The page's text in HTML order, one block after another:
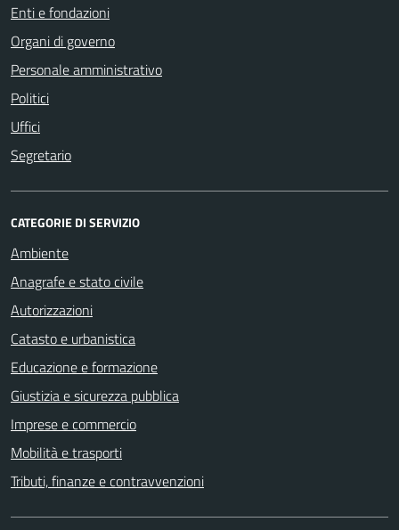
Enti e fondazioni
Organi di governo
Personale amministrativo
Politici
Uffici
Segretario
CATEGORIE DI SERVIZIO
Ambiente
Anagrafe e stato civile
Autorizzazioni
Catasto e urbanistica
Educazione e formazione
Giustizia e sicurezza pubblica
Imprese e commercio
Mobilità e trasporti
Tributi, finanze e contravvenzioni